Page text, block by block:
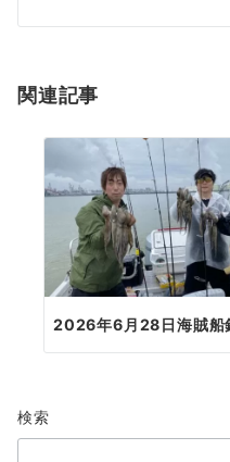
シ
ン
関連記事
2026年6月28日海賊船
検索